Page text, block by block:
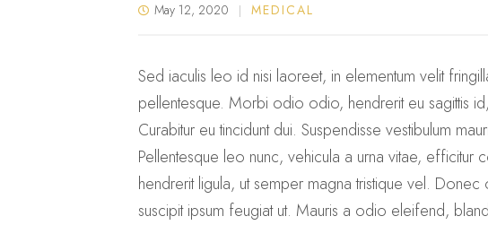
May 12, 2020 MEDICAL
Sed iaculis leo id nisi laoreet, in elementum velit
pellentesque. Morbi odio odio, hendrerit eu sagittis
Curabitur eu tincidunt dui. Suspendisse vestibulum
Pellentesque leo nunc, vehicula a urna vitae, efficitur
hendrerit ligula, ut semper magna tristique vel.
suscipit ipsum feugiat ut. Mauris a odio eleifend,